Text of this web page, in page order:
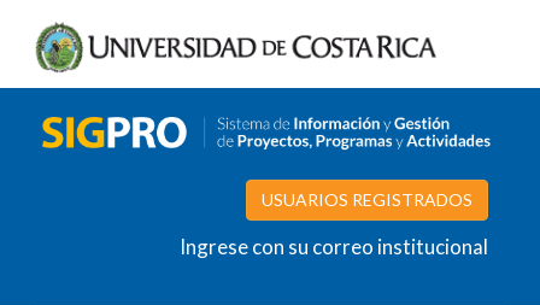
USUARIOS REGISTRADOS
Ingrese con su correo institucional